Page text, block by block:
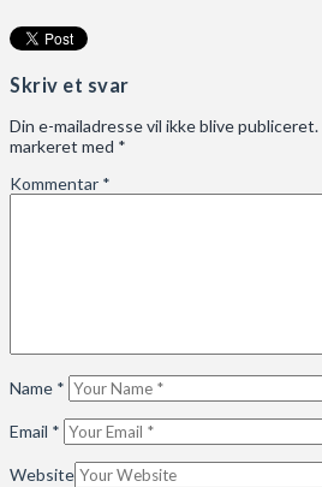
Skriv et svar
Din e-mailadresse vil ikke blive publiceret.
markeret med *
Kommentar *
Name *
Email *
Website